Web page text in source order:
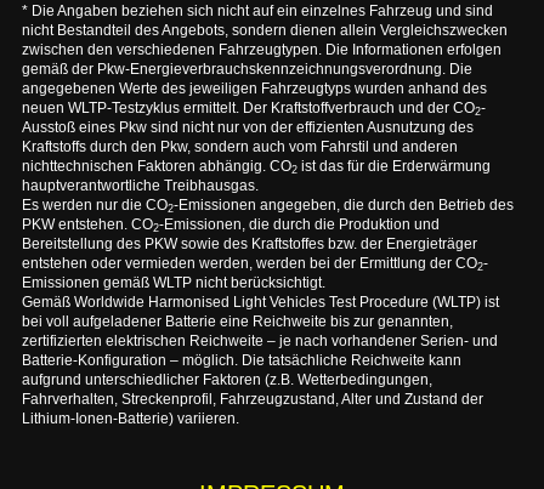
* Die Angaben beziehen sich nicht auf ein einzelnes Fahrzeug und sind
nicht Bestandteil des Angebots, sondern dienen allein Vergleichszwecken
zwischen den verschiedenen Fahrzeugtypen. Die Informationen erfolgen
gemäß der Pkw-Energieverbrauchskennzeichnungsverordnung. Die
angegebenen Werte des jeweiligen Fahrzeugtyps wurden anhand des
neuen WLTP-Testzyklus ermittelt. Der Kraftstoffverbrauch und der CO2-
Ausstoß eines Pkw sind nicht nur von der effizienten Ausnutzung des
Kraftstoffs durch den Pkw, sondern auch vom Fahrstil und anderen
nichttechnischen Faktoren abhängig. CO2ist das für die Erderwärmung
hauptverantwortliche Treibhausgas.
Es werden nur die CO2-Emissionen angegeben, die durch den Betrieb des
PKW entstehen. CO2-Emissionen, die durch die Produktion und
Bereitstellung des PKW sowie des Kraftstoffes bzw. der Energieträger
entstehen oder vermieden werden, werden bei der Ermittlung der CO2-
Emissionen gemäß WLTP nicht berücksichtigt.
Gemäß Worldwide Harmonised Light Vehicles Test Procedure (WLTP) ist
bei voll aufgeladener Batterie eine Reichweite bis zur genannten,
zertifizierten elektrischen Reichweite – je nach vorhandener Serien- und
Batterie-Konfiguration – möglich. Die tatsächliche Reichweite kann
aufgrund unterschiedlicher Faktoren (z.B. Wetterbedingungen,
Fahrverhalten, Streckenprofil, Fahrzeugzustand, Alter und Zustand der
Lithium-Ionen-Batterie) variieren.